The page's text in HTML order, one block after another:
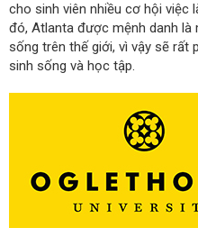
cho sinh viên nhiều cơ hội việc
đó, Atlanta được mệnh danh
sống trên thế giới, vì vậy sẽ rất
sinh sống và học tập.